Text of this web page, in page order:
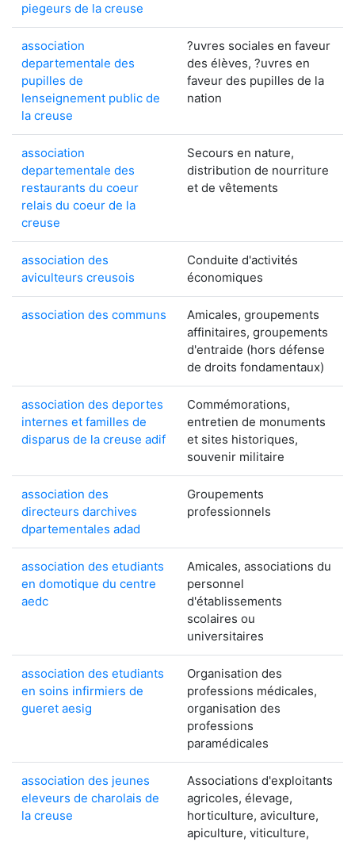
piegeurs de la creuse
association
departementale des
pupilles de
lenseignement public de
la creuse
?uvres sociales en faveur
des élèves, ?uvres en
faveur des pupilles de la
nation
association
departementale des
restaurants du coeur
relais du coeur de la
creuse
Secours en nature,
distribution de nourriture
et de vêtements
association des
aviculteurs creusois
Conduite d'activités
économiques
association des communs
Amicales, groupements
affinitaires, groupements
d'entraide (hors défense
de droits fondamentaux)
association des deportes
internes et familles de
disparus de la creuse adif
Commémorations,
entretien de monuments
et sites historiques,
souvenir militaire
association des
directeurs darchives
dpartementales adad
Groupements
professionnels
association des etudiants
en domotique du centre
aedc
Amicales, associations du
personnel
d'établissements
scolaires ou
universitaires
association des etudiants
en soins infirmiers de
gueret aesig
Organisation des
professions médicales,
organisation des
professions
paramédicales
association des jeunes
eleveurs de charolais de
la creuse
Associations d'exploitants
agricoles, élevage,
horticulture, aviculture,
apiculture, viticulture,